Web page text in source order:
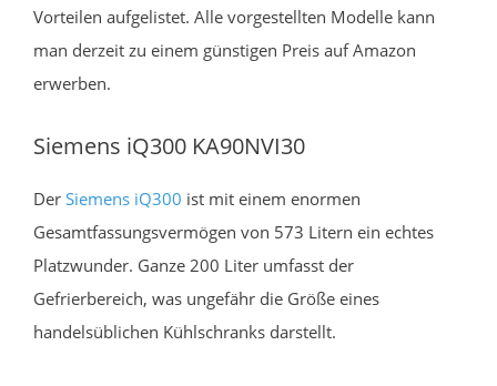
Vorteilen aufgelistet. Alle vorgestellten Modelle kann
man derzeit zu einem günstigen Preis auf Amazon
erwerben.
Siemens iQ300 KA90NVI30
Der Siemens iQ300 ist mit einem enormen
Gesamtfassungsvermögen von 573 Litern ein echtes
Platzwunder. Ganze 200 Liter umfasst der
Gefrierbereich, was ungefähr die Größe eines
handelsüblichen Kühlschranks darstellt.